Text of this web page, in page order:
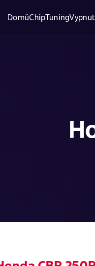
DomůChipTuning